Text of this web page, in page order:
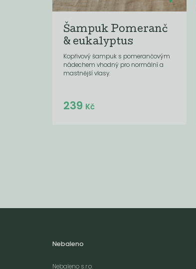
Šampuk Pomeranč
& eukalyptus
Kopřivový šampuk s pomerančovým
nádechem vhodný pro normální a
mastnější vlasy.
Do košíku:
239 Kč
Nebaleno
Nebaleno s.r.o.